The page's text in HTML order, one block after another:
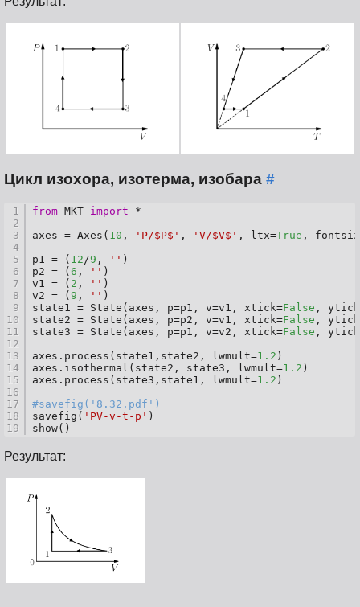
Цикл изохора, изотерма, изобара #
1
2
3
4
5
6
7
8
9
10
11
12
13
14
15
16
17
18
19
from MKT import *
axes = Axes( 10 , 'P/$P$' , 'V/$V$' , ltx=True ,
p1 = ( 12/9 , '' )
p2 = ( 6 , '' )
v1 = ( 2 , '' )
v2 = ( 9 , '' )
state1 = State(axes, p=p1, v=v1, xtick=False ,
state2 = State(axes, p=p2, v=v1, xtick=False ,
state3 = State(axes, p=p1, v=v2, xtick=False ,
axes.process(state1,state2, lwmult=1.2 )
axes.isothermal(state2, state3, lwmult=1.2 )
axes.process(state3,state1, lwmult=1.2 )
#savefig('8.32.pdf')
savefig( 'PV-v-t-p' )
show()
Результат: